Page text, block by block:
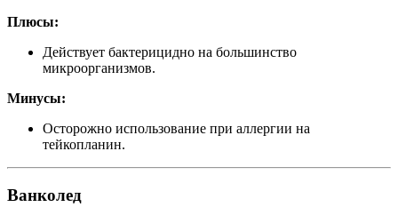
Плюсы:
Действует бактерицидно на большинство
микроорганизмов.
Минусы:
Осторожно использование при аллергии на
тейкопланин.
Ванколед